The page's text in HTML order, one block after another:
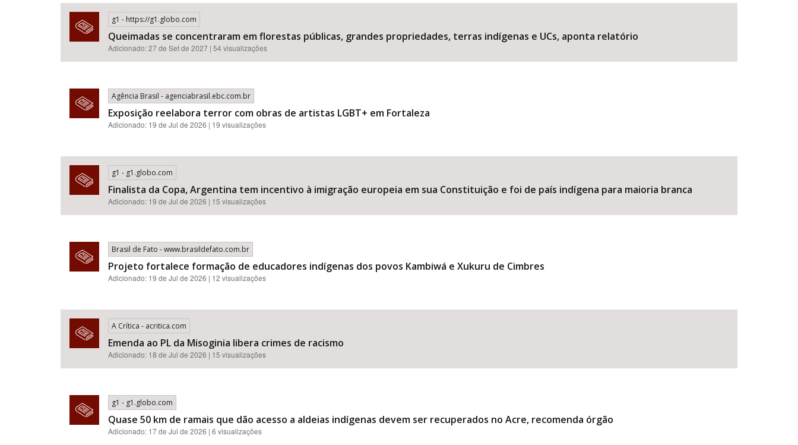
g1 - https://g1.globo.com
Queimadas se concentraram em florestas públicas, grandes propriedades, terras indígenas e UCs, aponta relatório
Adicionado: 27 de Set de 2027 | 54 visualizações
Agência Brasil - agenciabrasil.ebc.com.br
Exposição reelabora terror com obras de artistas LGBT+ em Fortaleza
Adicionado: 19 de Jul de 2026 | 19 visualizações
g1 - g1.globo.com
Finalista da Copa, Argentina tem incentivo à imigração europeia em sua Constituição e foi de país indígena para maioria branca
Adicionado: 19 de Jul de 2026 | 15 visualizações
Brasil de Fato - www.brasildefato.com.br
Projeto fortalece formação de educadores indígenas dos povos Kambiwá e Xukuru de Cimbres
Adicionado: 19 de Jul de 2026 | 12 visualizações
A Crítica - acritica.com
Emenda ao PL da Misoginia libera crimes de racismo​​​​​​​​​​​​​​​​​​​​​​​​​​​​​​​​​​​​​​​​​​
Adicionado: 18 de Jul de 2026 | 15 visualizações
g1 - g1.globo.com
Quase 50 km de ramais que dão acesso a aldeias indígenas devem ser recuperados no Acre, recomenda órgão
Adicionado: 17 de Jul de 2026 | 6 visualizações